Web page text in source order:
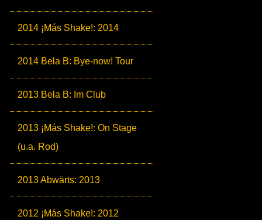
2014 ¡Más Shake!: 2014
2014 Bela B: Bye-now! Tour
2013 Bela B: Im Club
2013 ¡Más Shake!: On Stage
(u.a. Rod)
2013 Abwärts: 2013
2012 ¡Más Shake!: 2012